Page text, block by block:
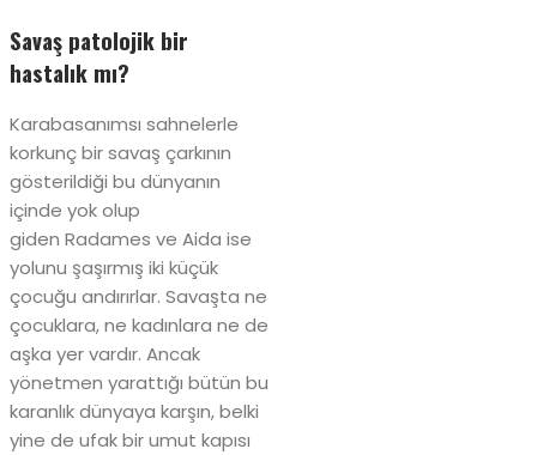
Savaş patolojik bir
hastalık mı?
Karabasanımsı sahnelerle
korkunç bir savaş çarkının
gösterildiği bu dünyanın
içinde yok olup
giden Radames ve Aida ise
yolunu şaşırmış iki küçük
çocuğu andırırlar. Savaşta ne
çocuklara, ne kadınlara ne de
aşka yer vardır. Ancak
yönetmen yarattığı bütün bu
karanlık dünyaya karşın, belki
yine de ufak bir umut kapısı